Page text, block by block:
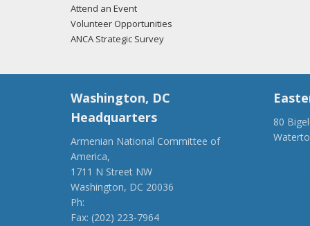
Attend an Event
Volunteer Opportunities
ANCA Strategic Survey
Washington, DC
Headquarters
Armenian National Committee of
America,
1711 N Street NW
Washington, DC 20036
Ph:
Fax: (202) 223-7964
80